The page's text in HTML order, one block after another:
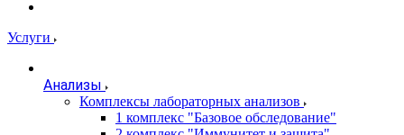
Услуги
Анализы
Комплексы лабораторных анализов
1 комплекс "Базовое обследование"